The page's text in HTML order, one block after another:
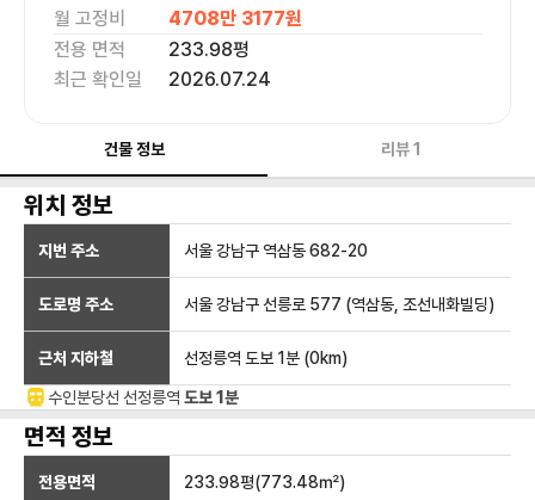
월 고정비
4708만 3177원
전용 면적
233.98평
최근 확인일
2026.07.24
건물 정보 리뷰1
위치 정보
지번 주소 서울 강남구 역삼동 682-20
도로명 주소 서울 강남구 선릉로 577 (역삼동, 조선내화빌딩)
근처 지하철 선정릉역 도보 1분 (0km)
수인분당선 선정릉역 도보 1분
면적 정보
전용면적 233.98평(773.48㎡)